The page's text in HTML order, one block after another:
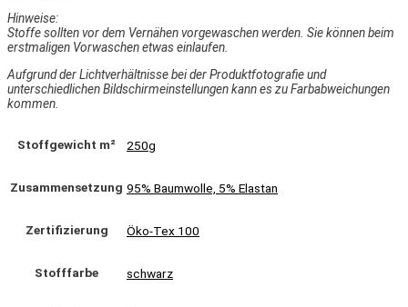
Hinweise:
Stoffe sollten vor dem Vernähen vorgewaschen werden. Sie können beim
erstmaligen Vorwaschen etwas einlaufen.
Aufgrund der Lichtverhältnisse bei der Produktfotografie und
unterschiedlichen Bildschirmeinstellungen kann es zu Farbabweichungen
kommen.
Stoffgewicht m² 250g
Zusammensetzung 95% Baumwolle, 5% Elastan
Zertifizierung Öko-Tex 100
Stofffarbe schwarz